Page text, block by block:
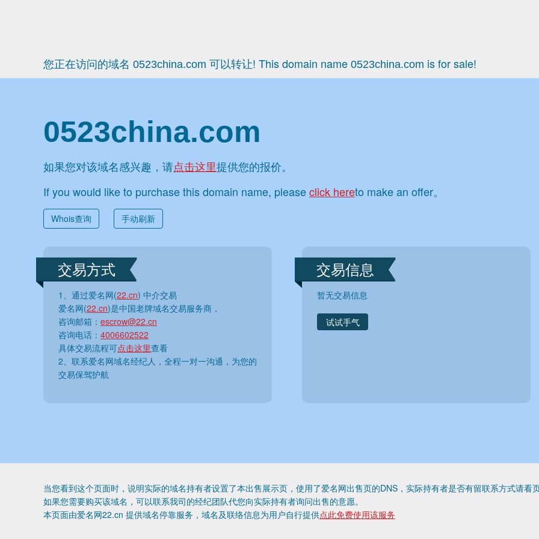
您正在访问的域名 0523china.com 可以转让! This domain name 0523china.com is for sale!
0523china.com
如果您对该域名感兴趣，请点击这里提供您的报价。
If you would like to purchase this domain name, pleaseclick hereto make an offer。
Whois查询 手动刷新
交易方式
1、通过爱名网(22.cn) 中介交易
爱名网(22.cn)是中国老牌域名交易服务商，
咨询邮箱： escrow@22.cn
咨询电话： 4006602522
具体交易流程可点击这里查看
2、联系爱名网域名经纪人，全程一对一沟通，为您的
交易保驾护航
交易信息
暂无交易信息
试试手气
当您看到这个页面时，说明实际的域名持有者设置了本出售展示页，使用了爱名网出售页的DNS，实际持有者是否有留联系方式请看页
如果您需要购买该域名，可以联系我司的经纪团队代您向实际持有者询问出售的意愿。
本页面由爱名网22.cn 提供域名停靠服务，域名及联络信息为用户自行提供点此免费使用该服务